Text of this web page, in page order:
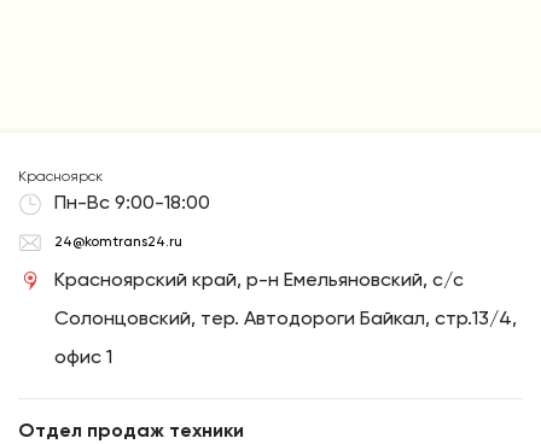
Красноярск
Пн-Вс 9:00-18:00
24@komtrans24.ru
Красноярский край, р-н Емельяновский, с/с
Солонцовский, тер. Автодороги Байкал, стр.13/4,
офис 1
Отдел продаж техники